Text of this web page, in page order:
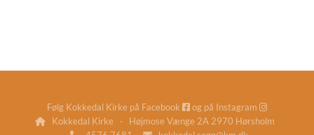
Følg Kokkedal Kirke på Facebook  og på Instagram 

Kokkedal Kirke · Højmose Vænge 2A 2970 Hørsholm